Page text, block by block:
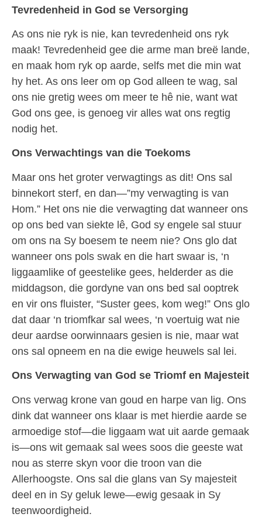
Tevredenheid in God se Versorging
As ons nie ryk is nie, kan tevredenheid ons ryk
maak! Tevredenheid gee die arme man breë lande,
en maak hom ryk op aarde, selfs met die min wat
hy het. As ons leer om op God alleen te wag, sal
ons nie gretig wees om meer te hê nie, want wat
God ons gee, is genoeg vir alles wat ons regtig
nodig het.
Ons Verwachtings van die Toekoms
Maar ons het groter verwagtings as dit! Ons sal
binnekort sterf, en dan—”my verwagting is van
Hom.” Het ons nie die verwagting dat wanneer ons
op ons bed van siekte lê, God sy engele sal stuur
om ons na Sy boesem te neem nie? Ons glo dat
wanneer ons pols swak en die hart swaar is, ‘n
liggaamlike of geestelike gees, helderder as die
middagson, die gordyne van ons bed sal ooptrek
en vir ons fluister, “Suster gees, kom weg!” Ons glo
dat daar ‘n triomfkar sal wees, ‘n voertuig wat nie
deur aardse oorwinnaars gesien is nie, maar wat
ons sal opneem en na die ewige heuwels sal lei.
Ons Verwagting van God se Triomf en Majesteit
Ons verwag krone van goud en harpe van lig. Ons
dink dat wanneer ons klaar is met hierdie aarde se
armoedige stof—die liggaam wat uit aarde gemaak
is—ons wit gemaak sal wees soos die geeste wat
nou as sterre skyn voor die troon van die
Allerhoogste. Ons sal die glans van Sy majesteit
deel en in Sy geluk lewe—ewig gesaak in Sy
teenwoordigheid.